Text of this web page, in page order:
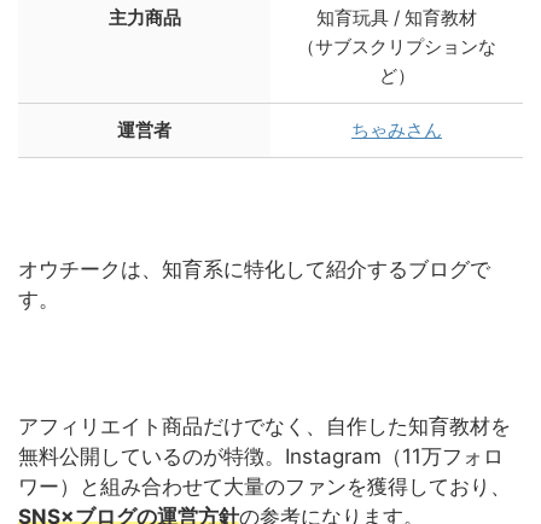
主力商品
知育玩具 / 知育教材
（サブスクリプションな
ど）
運営者 ちゃみさん
オウチークは、知育系に特化して紹介するブログで
す。
アフィリエイト商品だけでなく、自作した知育教材を
無料公開しているのが特徴。Instagram（11万フォロ
ワー）と組み合わせて大量のファンを獲得しており、
SNS×ブログの運営方針の参考になります。